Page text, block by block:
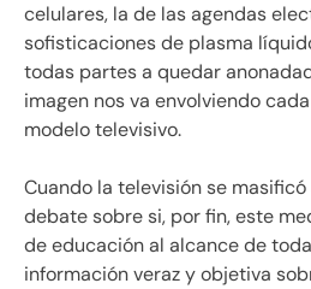
celulares, la de las agendas
sofisticaciones de plasma
todas partes a quedar
imagen nos va envolviendo
modelo televisivo.
Cuando la televisión se
debate sobre si, por fin, este
de educación al alcance de
información veraz y objetiva